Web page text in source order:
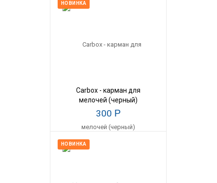
НОВИНКА
Carbox - карман для
мелочей (черный)
300 Р
НОВИНКА